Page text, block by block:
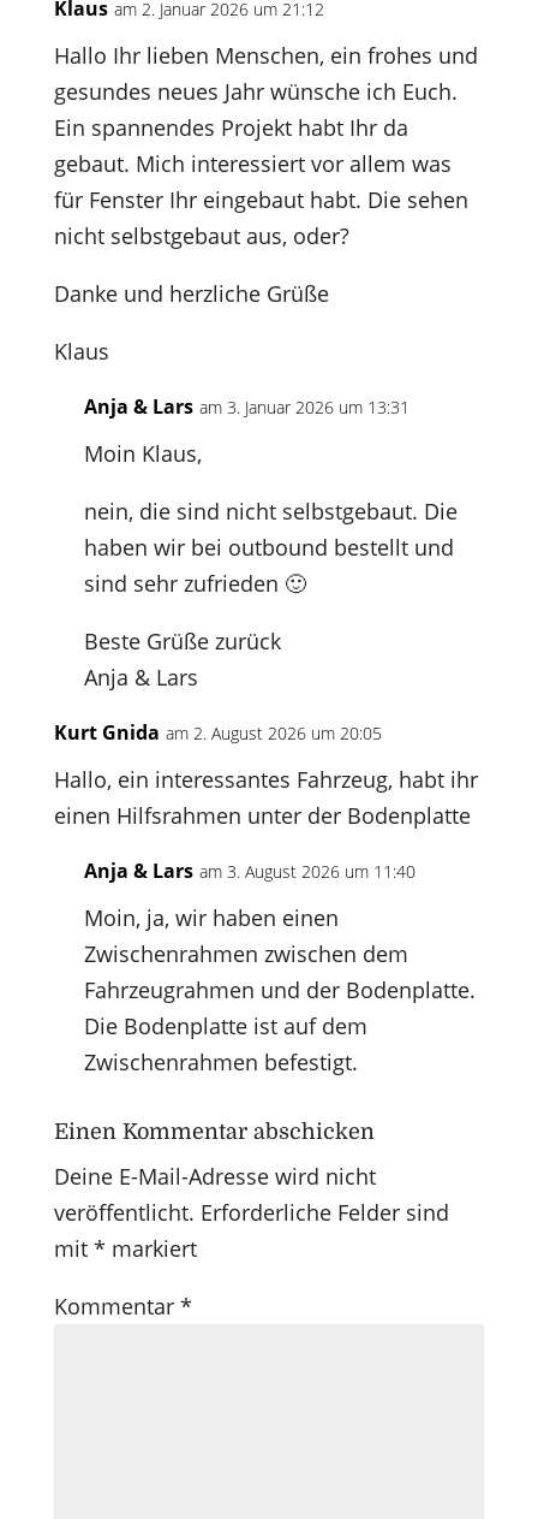
Klaus am 2. Januar 2026 um 21:12
Hallo Ihr lieben Menschen, ein frohes und
gesundes neues Jahr wünsche ich Euch.
Ein spannendes Projekt habt Ihr da
gebaut. Mich interessiert vor allem was
für Fenster Ihr eingebaut habt. Die sehen
nicht selbstgebaut aus, oder?
Danke und herzliche Grüße
Klaus
Anja & Lars am 3. Januar 2026 um 13:31
Moin Klaus,
nein, die sind nicht selbstgebaut. Die
haben wir bei outbound bestellt und
sind sehr zufrieden 🙂
Beste Grüße zurück
Anja & Lars
Kurt Gnida am 2. August 2026 um 20:05
Hallo, ein interessantes Fahrzeug, habt ihr
einen Hilfsrahmen unter der Bodenplatte
Anja & Lars am 3. August 2026 um 11:40
Moin, ja, wir haben einen
Zwischenrahmen zwischen dem
Fahrzeugrahmen und der Bodenplatte.
Die Bodenplatte ist auf dem
Zwischenrahmen befestigt.
Einen Kommentar abschicken
Deine E-Mail-Adresse wird nicht
veröffentlicht. Erforderliche Felder sind
mit * markiert
Kommentar *